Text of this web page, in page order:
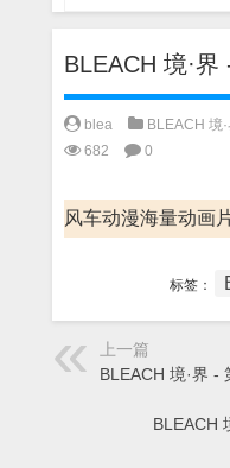
BLEACH 境·
blea BLEACH 境·
682
0
风车动漫海量动画
标签：
上一篇
BLEACH 境·界 -
BLEACH